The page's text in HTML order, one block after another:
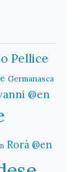
Pellice
Germanasca
@en
Rorà @en